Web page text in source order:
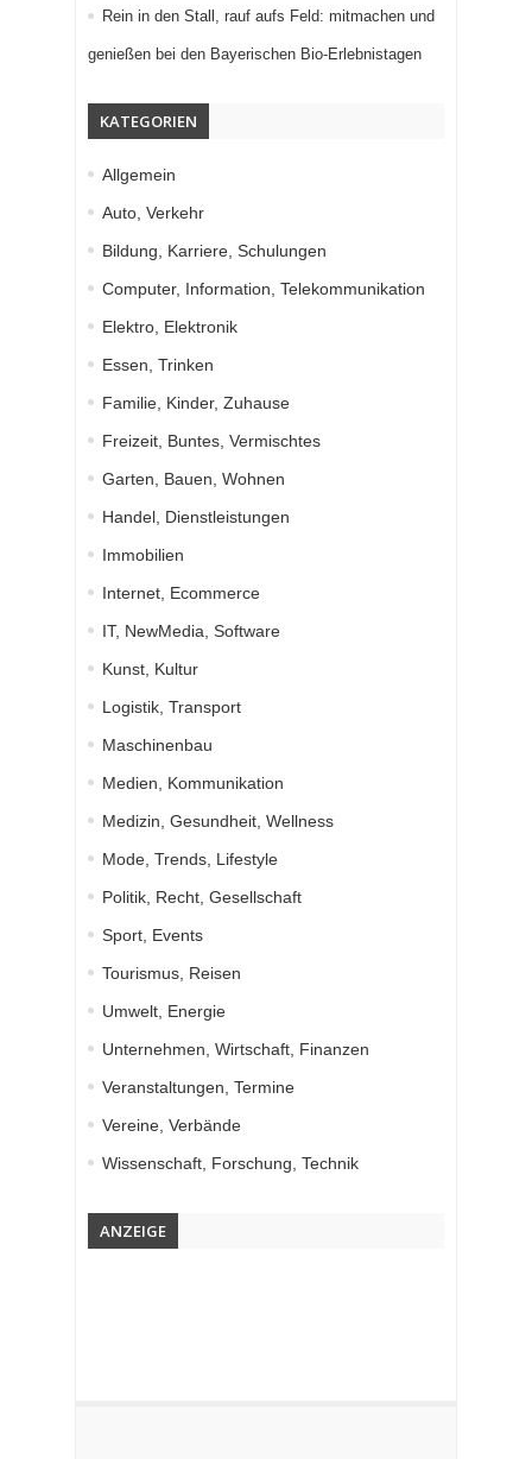
Rein in den Stall, rauf aufs Feld: mitmachen und
genießen bei den Bayerischen Bio-Erlebnistagen
KATEGORIEN
Allgemein
Auto, Verkehr
Bildung, Karriere, Schulungen
Computer, Information, Telekommunikation
Elektro, Elektronik
Essen, Trinken
Familie, Kinder, Zuhause
Freizeit, Buntes, Vermischtes
Garten, Bauen, Wohnen
Handel, Dienstleistungen
Immobilien
Internet, Ecommerce
IT, NewMedia, Software
Kunst, Kultur
Logistik, Transport
Maschinenbau
Medien, Kommunikation
Medizin, Gesundheit, Wellness
Mode, Trends, Lifestyle
Politik, Recht, Gesellschaft
Sport, Events
Tourismus, Reisen
Umwelt, Energie
Unternehmen, Wirtschaft, Finanzen
Veranstaltungen, Termine
Vereine, Verbände
Wissenschaft, Forschung, Technik
ANZEIGE